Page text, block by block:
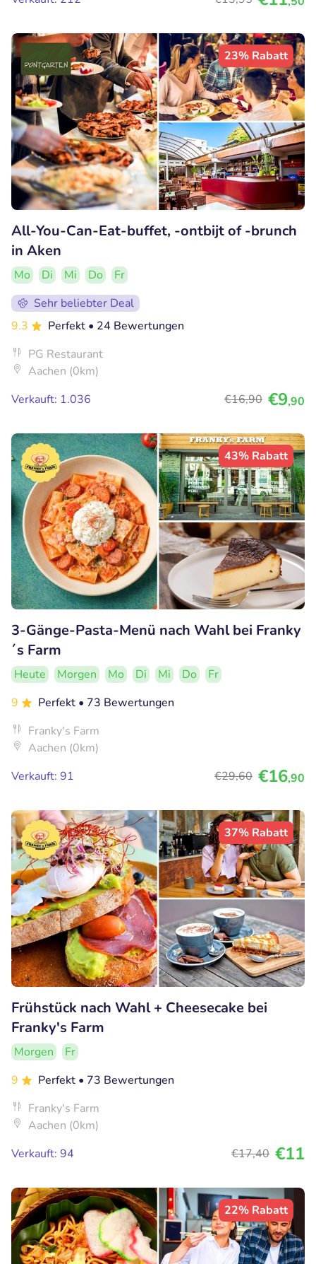
23% Rabatt
All-You-Can-Eat-buffet, -ontbijt of -brunch
in Aken
Mo Di Mi Do
Fr
Sehr beliebter Deal
9.3
Perfekt • 24 Bewertungen
PG Restaurant
Aachen (0km)
Verkauft: 1.036
€16,90 €9,90
43% Rabatt
3-Gänge-Pasta-Menü nach Wahl bei Franky
´s Farm
Heute Morgen Mo Di Mi Do
Fr
9
Perfekt • 73 Bewertungen
Franky's Farm
Aachen (0km)
Verkauft: 91
€29,60 €16,90
37% Rabatt
Frühstück nach Wahl + Cheesecake bei
Franky's Farm
Morgen
Fr
9
Perfekt • 73 Bewertungen
Franky's Farm
Aachen (0km)
Verkauft: 94
€17,40 €11
22% Rabatt